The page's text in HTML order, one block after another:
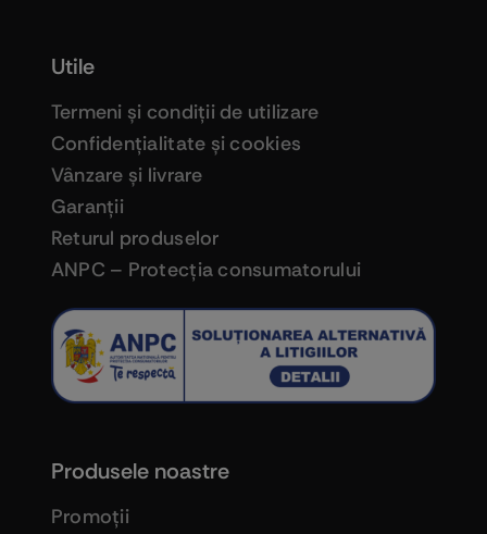
Produsele noastre
Promoţii
Utile
Termeni şi condiţii de utilizare
Confidenţialitate şi cookies
Vânzare şi livrare
Garanţii
Returul produselor
ANPC – Protecţia consumatorului